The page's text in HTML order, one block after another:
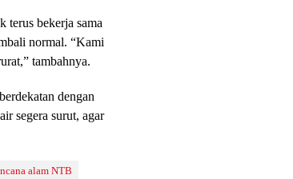
terus bekerja sama
normal. “Kami
tambahnya.
dengan
segera surut, agar
alam NTB